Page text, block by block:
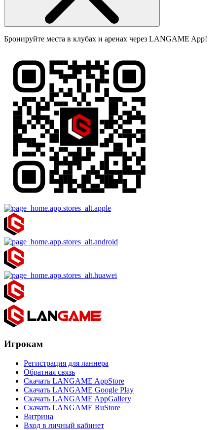
Бронируйте места в клубах и аренах через LANGAME App!
Игрокам
Регистрация для ланнера
Обратная связь
Скачать LANGAME AppStore
Скачать LANGAME Google Play
Скачать LANGAME AppGallery
Скачать LANGAME RuStore
Витрина
Вход в личный кабинет